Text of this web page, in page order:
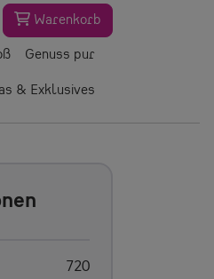
Warenkorb
Genuss pur
& Exklusives
720